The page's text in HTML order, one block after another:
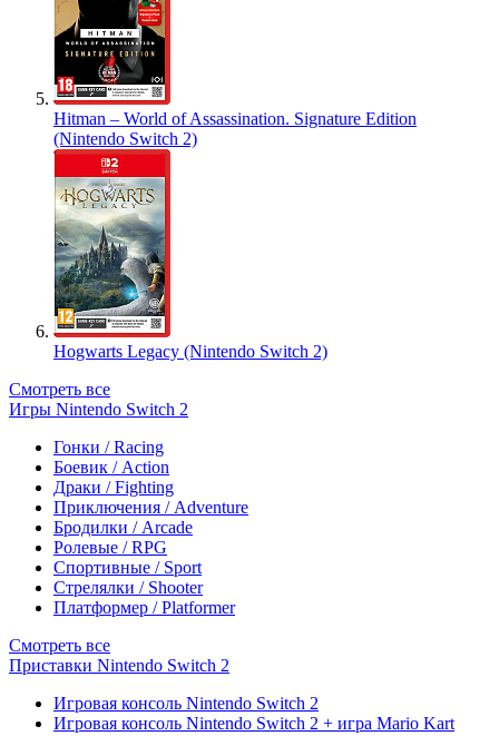
Hitman – World of Assassination. Signature Edition
(Nintendo Switch 2)
Hogwarts Legacy (Nintendo Switch 2)
Смотреть все
Игры Nintendo Switch 2
Гонки / Racing
Боевик / Action
Драки / Fighting
Приключения / Adventure
Бродилки / Arcade
Ролевые / RPG
Спортивные / Sport
Стрелялки / Shooter
Платформер / Platformer
Смотреть все
Приставки Nintendo Switch 2
Игровая консоль Nintendo Switch 2
Игровая консоль Nintendo Switch 2 + игра Mario Kart